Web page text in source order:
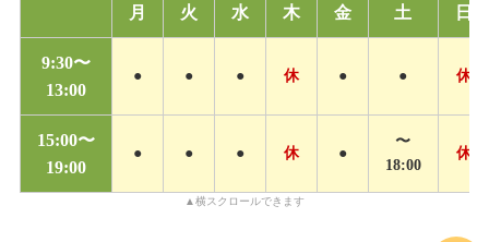
月 火 水 木 金 土 日
9:30〜
13:00
● ● ● 休 ● ● 休
15:00〜
19:00
● ● ● 休 ●
〜
18:00
休